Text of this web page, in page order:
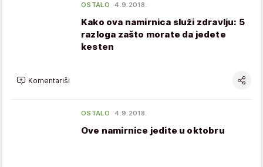
OSTALO 4.9.2018.
Kako ova namirnica služi zdravlju: 5
razloga zašto morate da jedete
kesten
Komentariši
OSTALO 4.9.2018.
Ove namirnice jedite u oktobru